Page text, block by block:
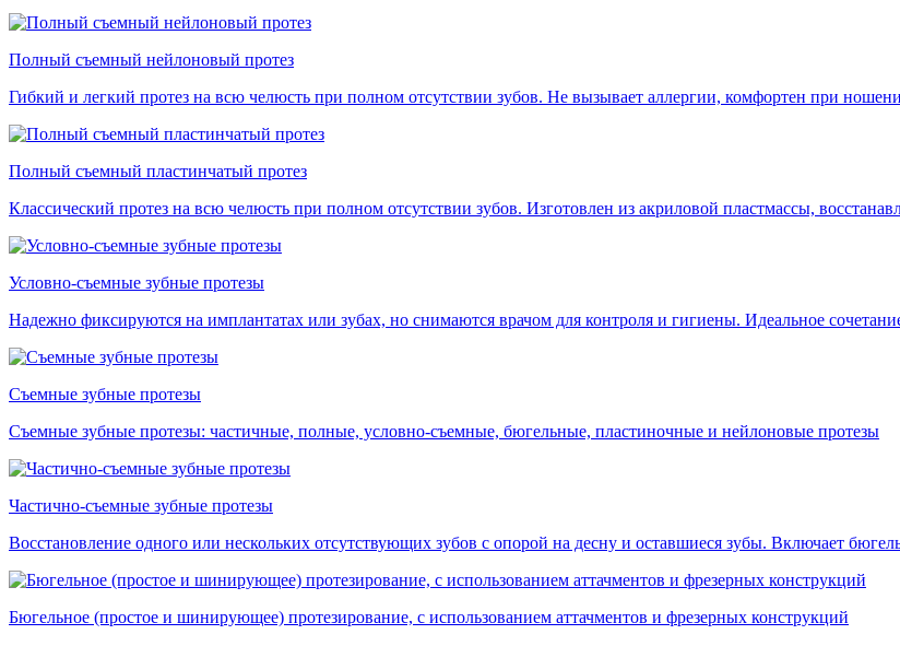
Полный съемный нейлоновый протез
Гибкий и легкий протез на всю челюсть при полном отсутствии зубов. Не вызывает аллергии, комфортен при
Полный съемный пластинчатый протез
Классический протез на всю челюсть при полном отсутствии зубов. Изготовлен из акриловой пластмассы,
Условно-съемные зубные протезы
Надежно фиксируются на имплантатах или зубах, но снимаются врачом для контроля и гигиены. Идеальное
Съемные зубные протезы
Съемные зубные протезы: частичные, полные, условно-съемные, бюгельные, пластиночные и нейлоновые протезы
Частично-съемные зубные протезы
Восстановление одного или нескольких отсутствующих зубов с опорой на десну и оставшиеся зубы. Включает
Бюгельное (простое и шинирующее) протезирование, с использованием аттачментов и фрезерных конструкций